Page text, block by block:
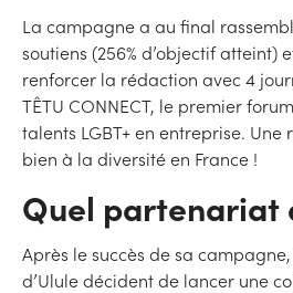
La campagne a au final
soutiens (256% d’objectif atteint)
renforcer la rédaction avec 4
TÊTU CONNECT, le premier
talents LGBT+ en entreprise.
bien à la diversité en France !
Quel partenariat
Après le succès de sa
d’Ulule décident de lancer une